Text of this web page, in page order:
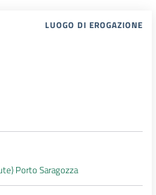
LUOGO DI EROGAZIONE
Porto Saragozza